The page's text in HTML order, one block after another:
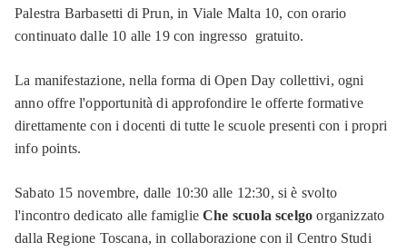
Palestra Barbasetti di Prun, in Viale Malta 10, con orario
continuato dalle 10 alle 19 con ingresso gratuito.
La manifestazione, nella forma di Open Day collettivi, ogni
anno offre l'opportunità di approfondire le offerte formative
direttamente con i docenti di tutte le scuole presenti con i propri
info points.
Sabato 15 novembre, dalle 10:30 alle 12:30, si è svolto
l'incontro dedicato alle famiglieChe scuola scelgo organizzato
dalla Regione Toscana, in collaborazione con il Centro Studi